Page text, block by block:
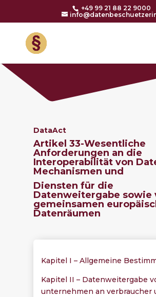
+49 99 21 88 22 9000
DataAct
Artikel 33-Wesentliche
Anforderungen an die
Interoperabilität von
Mechanismen und
Diensten für die
Datenweitergabe sowie
gemeinsamen
Datenräumen
Kapitel I – Allgemeine
Kapitel II – Datenweitergabe
unternehmen an verbraucher